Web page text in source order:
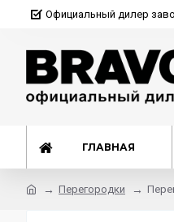
Официальный дилер
ГЛАВНАЯ
Перегородки